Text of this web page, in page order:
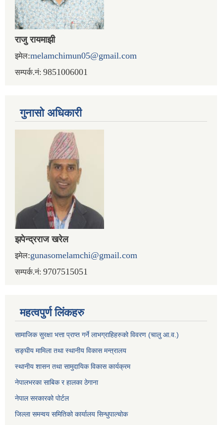
राजु रायमाझी
इमेल:melamchimun05@gmail.com
सम्पर्क.नं: 9851006001
गुनासो अधिकारी
झपेन्द्रराज खरेल
इमेल:gunasomelamchi@gmail.com
सम्पर्क.नं: 9707515051
महत्वपुर्ण लिंकहरु
सामाजिक सुरक्षा भत्ता प्राप्त गर्ने लाभग्राहिहरुको विवरण (चालु आ.व.)
सङ्घीय मामिला तथा स्थानीय विकास मन्त्रालय
स्थानीय शासन तथा सामुदायिक विकास कार्यक्रम
नेपालभरका साबिक र हालका ठेगाना
नेपाल सरकारको पोर्टल
जिल्ला समन्वय समितिको कार्यालय सिन्धुपाल्चोक